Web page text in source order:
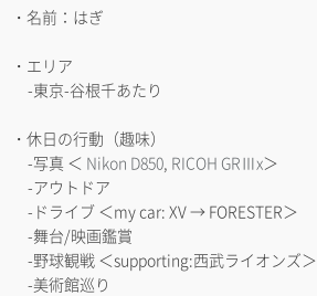
・名前：はぎ
・エリア
-東京-谷根千あたり
・休日の行動（趣味）
-写真 ＜ Nikon D850 RICOH GRⅢx＞
-アウトドア
-ドライブ ＜my car: XV → FORESTER＞
-舞台/映画鑑賞
-野球観戦 ＜supporting:西武ライオンズ＞
-美術館巡り